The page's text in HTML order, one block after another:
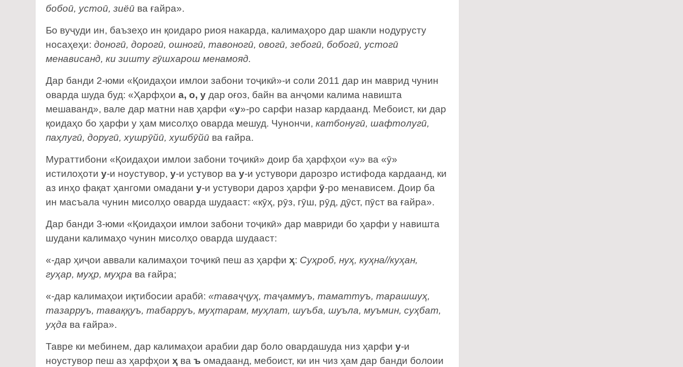
бобоӣ, устоӣ, зиёӣ ва ғайра».
Бо вуҷуди ин, баъзеҳо ин қоидаро риоя накарда, калимаҳоро дар шакли нодурусту
носаҳеҳи: доногӣ, дорогӣ, ошногӣ, тавоногӣ, овогӣ, зебогӣ, бобогӣ, устогӣ
менависанд, ки зишту гӯшхарош менамояд.
Дар банди 2-юми «Қоидаҳои имлои забони тоҷикӣ»-и соли 2011 дар ин маврид чунин
оварда шуда буд: «Ҳарфҳои а, о, у дар оғоз, байн ва анҷоми калима навишта
мешаванд», вале дар матни нав ҳарфи «у»-ро сарфи назар кардаанд. Мебоист, ки дар
қоидаҳо бо ҳарфи у ҳам мисолҳо оварда мешуд. Чунончи, катбонугӣ, шафтолугӣ,
паҳлугӣ, доругӣ, хушрӯйӣ, хушбӯйӣ ва ғайра.
Мураттибони «Қоидаҳои имлои забони тоҷикӣ» доир ба ҳарфҳои «у» ва «ӯ»
истилоҳоти у-и ноустувор, у-и устувор ва у-и устувори дарозро истифода кардаанд, ки
аз инҳо фақат ҳангоми омадани у-и устувори дароз ҳарфи ӯ-ро менависем. Доир ба
ин масъала чунин мисолҳо оварда шудааст: «кӯҳ, рӯз, гӯш, рӯд, дӯст, пӯст ва ғайра».
Дар банди 3-юми «Қоидаҳои имлои забони тоҷикӣ» дар мавриди бо ҳарфи у навишта
шудани калимаҳо чунин мисолҳо оварда шудааст:
«-дар ҳиҷои аввали калимаҳои тоҷикӣ пеш аз ҳарфи ҳ: Суҳроб, нуҳ, куҳна//куҳан,
гуҳар, муҳр, муҳра ва ғайра;
«-дар калимаҳои иқтибосии арабӣ: «таваҷҷуҳ, таҷаммуъ, таматтуъ, тарашшуҳ,
тазарруъ, таваққуъ, табарруъ, муҳтарам, муҳлат, шуъба, шуъла, муъмин, суҳбат,
уҳда ва ғайра».
Тавре ки мебинем, дар калимаҳои арабии дар боло овардашуда низ ҳарфи у-и
ноустувор пеш аз ҳарфҳои ҳ ва ъ омадаанд, мебоист, ки ин чиз ҳам дар банди болоии